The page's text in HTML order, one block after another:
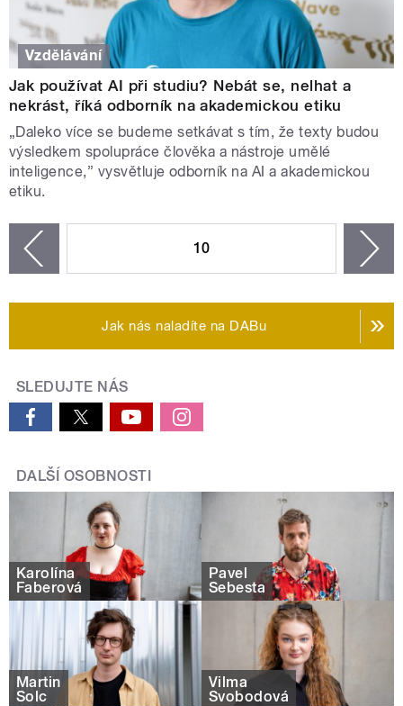
Vzdělávání
Jak používat AI při studiu? Nebát se, nelhat a
nekrást, říká odborník na akademickou etiku
„Daleko více se budeme setkávat s tím, že texty budou
výsledkem spolupráce člověka a nástroje umělé
inteligence,” vysvětluje odborník na AI a akademickou
etiku.
10
Jak nás naladíte na DABu
SLEDUJTE NÁS
DALŠÍ OSOBNOSTI
Karolína
Faberová
Pavel
Šebesta
Martin
Šolc
Vilma
Svobodová